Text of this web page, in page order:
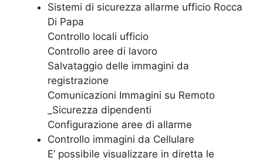
Sistemi di sicurezza allarme ufficio Rocca
Di Papa
Controllo locali ufficio
Controllo aree di lavoro
Salvataggio delle immagini da
registrazione
Comunicazioni Immagini su Remoto
_Sicurezza dipendenti
Configurazione aree di allarme
Controllo immagini da Cellulare
E’ possibile visualizzare in diretta le